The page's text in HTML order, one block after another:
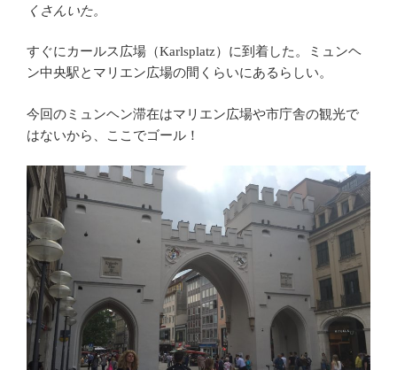
くさんいた。
すぐにカールス広場（Karlsplatz）に到着した。ミュンヘ
ン中央駅とマリエン広場の間くらいにあるらしい。
今回のミュンヘン滞在はマリエン広場や市庁舎の観光で
はないから、ここでゴール！